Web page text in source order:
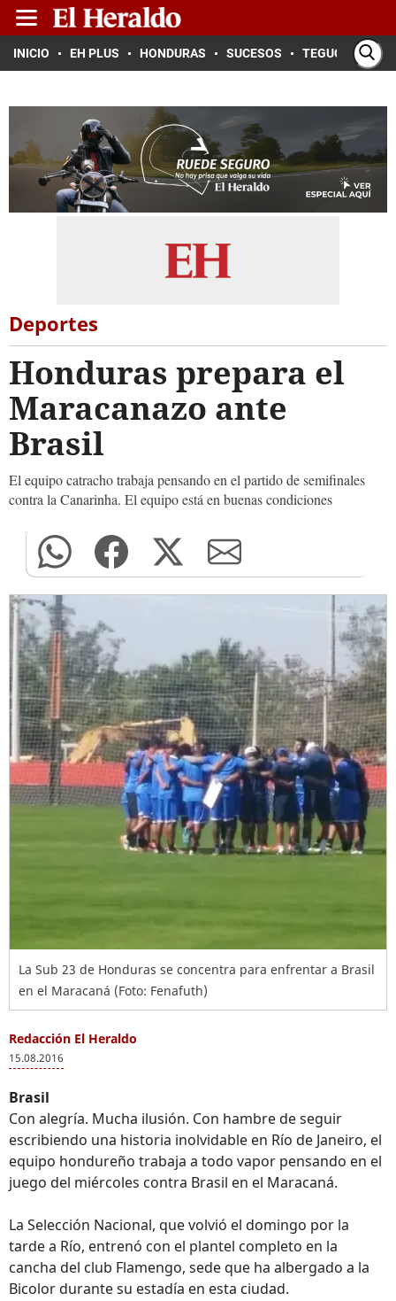
INICIO EH PLUS HONDURAS SUCESOS TEGUCIGALPA
Deportes
Honduras prepara el
Maracanazo ante
Brasil
El equipo catracho trabaja pensando en el partido de semifinales
contra la Canarinha. El equipo está en buenas condiciones
La Sub 23 de Honduras se concentra para enfrentar a Brasil
en el Maracaná (Foto: Fenafuth)
Redacción El Heraldo
15.08.2016
Brasil
Con alegría. Mucha ilusión. Con hambre de seguir
escribiendo una historia inolvidable en Río de Janeiro, el
equipo hondureño trabaja a todo vapor pensando en el
juego del miércoles contra Brasil en el Maracaná.
La Selección Nacional, que volvió el domingo por la
tarde a Río, entrenó con el plantel completo en la
cancha del club Flamengo, sede que ha albergado a la
Bicolor durante su estadía en esta ciudad.